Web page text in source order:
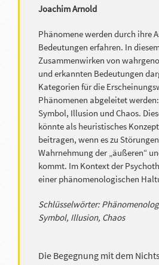
Joachim Arnold
Phänomene werden durch ihre
Bedeutungen erfahren. In
Zusammenwirken von
und erkannten Bedeutungen
Kategorien für die
Phänomenen abgeleitet
Symbol, Illusion und Chaos.
könnte als heuristisches
beitragen, wenn es zu
Wahrnehmung der „äußeren“
kommt. Im Kontext der
einer phänomenologischen
Schlüsselwörter:
Symbol, Illusion, Chaos
Die Begegnung mit dem